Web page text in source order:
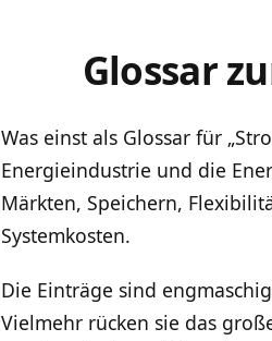
Glossar
Was einst als Glossar für
Energieindustrie und die
Märkten, Speichern,
Systemkosten.
Die Einträge sind
Vielmehr rücken sie das